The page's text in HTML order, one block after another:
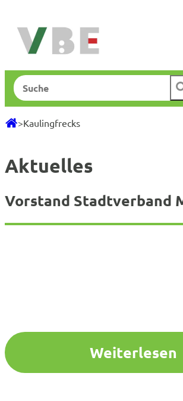
springen
Suchen
>Kaulingfrecks
Aktuelles
Vorstand Stadtverband
Weiterlesen